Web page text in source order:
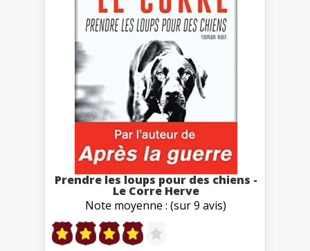
Prendre les loups pour des chiens -
Le Corre Herve
Note moyenne : (sur 9 avis)